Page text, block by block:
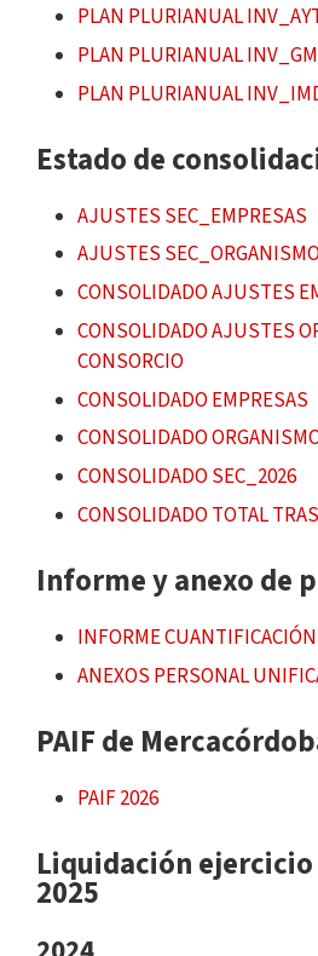
PLAN PLURIANUAL
PLAN PLURIANUAL
PLAN PLURIANUAL
Estado de
AJUSTES SEC_EMPRESAS
AJUSTES
CONSOLIDADO AJUSTES
CONSOLIDADO AJUSTES
CONSORCIO
CONSOLIDADO EMPRESAS
CONSOLIDADO
CONSOLIDADO SEC_2026
CONSOLIDADO TOTAL
Informe y anexo de
INFORME
ANEXOS PERSONAL
PAIF de
PAIF 2026
Liquidación ejercicio
2025